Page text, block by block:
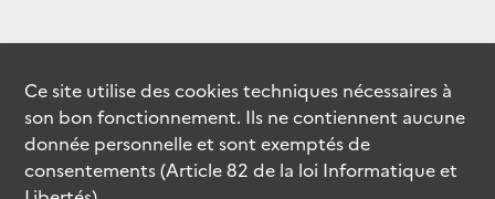
Ce site utilise descookiestechniques nécessaires à
son bon fonctionnement. Ils ne contiennent aucune
donnée personnelle et sont exemptés de
consentements (Article 82 de la loi Informatique et